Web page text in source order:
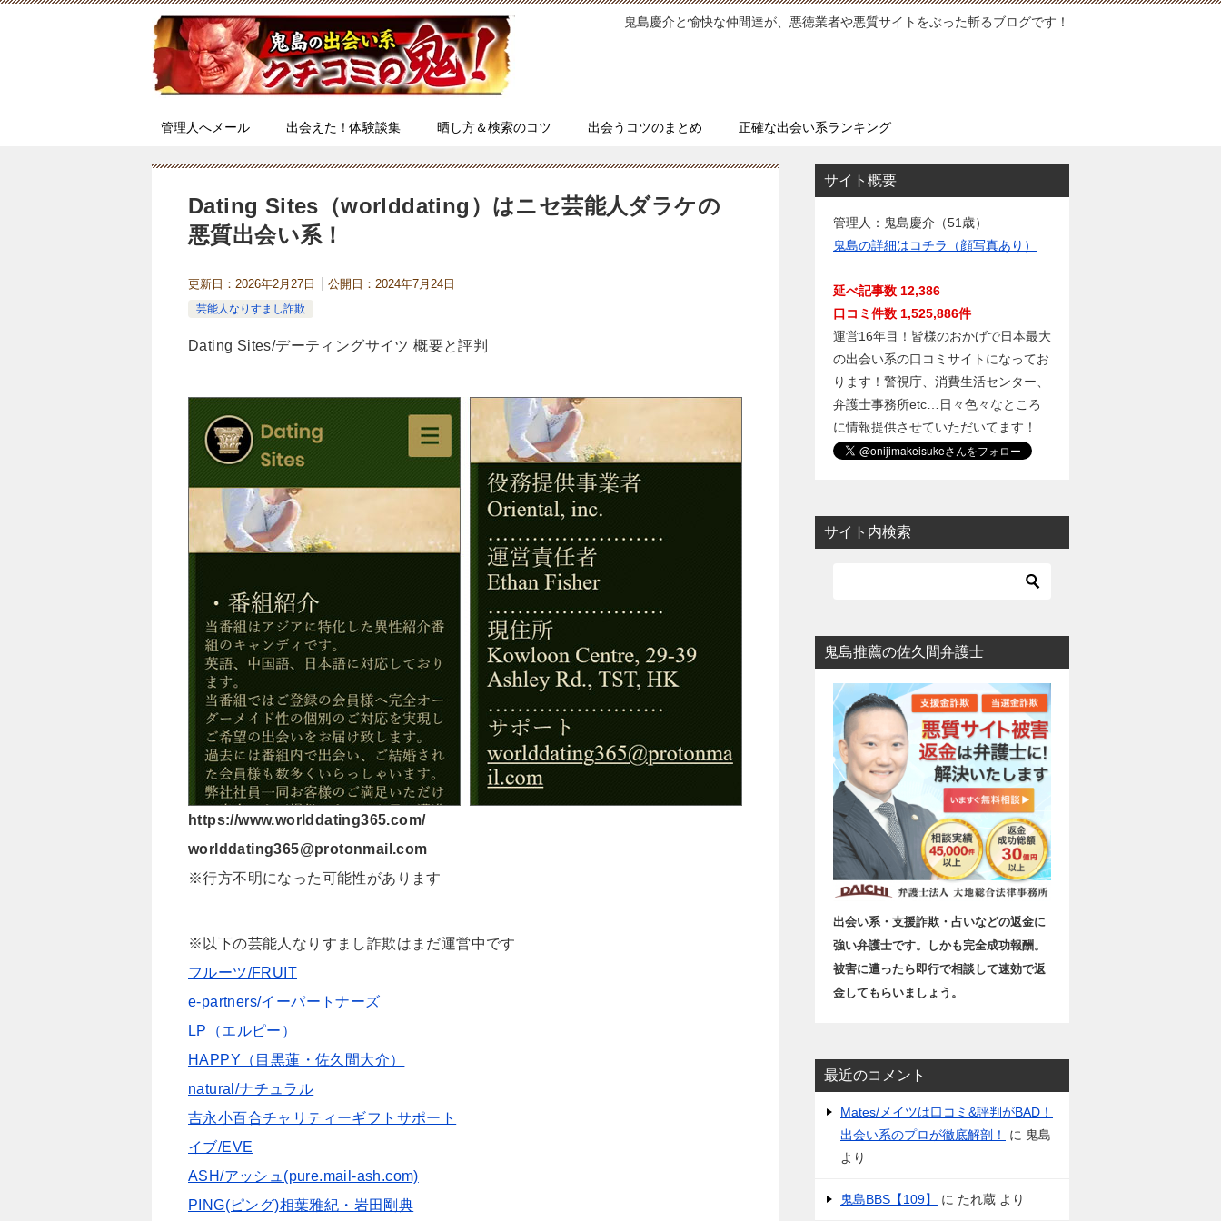
鬼島慶介と愉快な仲間達が、悪徳業者や悪質サイトをぶった斬るブログです！
管理人へメール 出会えた！体験談集 晒し方＆検索のコツ 出会うコツのまとめ 正確な出会い系ランキング
Dating Sites（worlddating）はニセ芸能人ダラケの
悪質出会い系！
更新日： 2026年2月27日 公開日： 2024年7月24日
芸能人なりすまし詐欺
Dating Sites/デーティングサイツ 概要と評判
https://www.worlddating365.com/
worlddating365@protonmail.com
※行方不明になった可能性があります
※以下の芸能人なりすまし詐欺はまだ運営中です
フルーツ/FRUIT
e-partners/イーパートナーズ
LP（エルピー）
HAPPY（目黒蓮・佐久間大介）
natural/ナチュラル
吉永小百合チャリティーギフトサポート
イブ/EVE
ASH/アッシュ(pure.mail-ash.com)
PING(ピング)相葉雅紀・岩田剛典
サイト概要
管理人：鬼島慶介（51歳）
鬼島の詳細はコチラ（顔写真あり）
延べ記事数 12,386
口コミ件数 1,525,886件
運営16年目！皆様のおかげで日本最大
の出会い系の口コミサイトになってお
ります！警視庁、消費生活センター、
弁護士事務所etc…日々色々なところ
に情報提供させていただいてます！
サイト内検索
鬼島推薦の佐久間弁護士
出会い系・支援詐欺・占いなどの返金に
強い弁護士です。しかも完全成功報酬。
被害に遭ったら即行で相談して速効で返
金してもらいましょう。
最近のコメント
Mates/メイツは口コミ&評判がBAD！
出会い系のプロが徹底解剖！
に 鬼島
より
鬼島BBS【109】 に たれ蔵 より